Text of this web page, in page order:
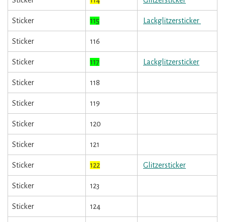
Sticker 115 Lackglitzersticker
Sticker 116
Sticker 117 Lackglitzersticker
Sticker 118
Sticker 119
Sticker 120
Sticker 121
Sticker 122 Glitzersticker
Sticker 123
Sticker 124